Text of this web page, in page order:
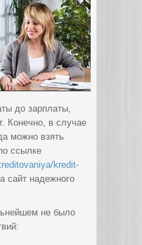
до зарплаты,
Конечно, в случае
можно взять
ссылке
kredit-
сайт надежного
не было